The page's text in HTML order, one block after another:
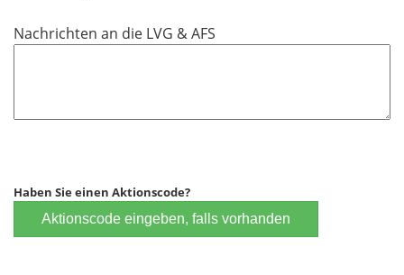
Nachrichten an die LVG & AFS
Haben Sie einen Aktionscode?
Aktionscode eingeben, falls vorhanden